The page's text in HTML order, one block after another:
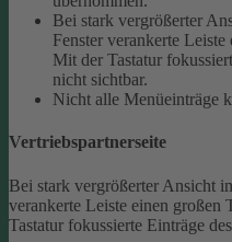
Bei stark vergrößerter
Fenster verankerte
Mit der Tastatur
nicht sichtbar.
Nicht alle Menüeinträge
Vertriebspartnerseite
Bei stark vergrößerter Ansicht
verankerte Leiste einen großen
Tastatur fokussierte Einträge